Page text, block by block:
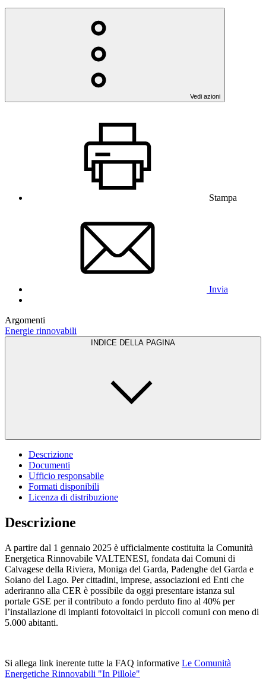
Vedi azioni
Stampa
Invia
Argomenti
Energie rinnovabili
INDICE DELLA PAGINA
Descrizione
Documenti
Ufficio responsabile
Formati disponibili
Licenza di distribuzione
Descrizione
A partire dal 1 gennaio 2025 è ufficialmente costituita la Comunità
Energetica Rinnovabile VALTENESI, fondata dai Comuni di
Calvagese della Riviera, Moniga del Garda, Padenghe del Garda e
Soiano del Lago. Per cittadini, imprese, associazioni ed Enti che
aderiranno alla CER è possibile da oggi presentare istanza sul
portale GSE per il contributo a fondo perduto fino al 40% per
l’installazione di impianti fotovoltaici in piccoli comuni con meno di
5.000 abitanti.
Si allega link inerente tutte la FAQ informative Le Comunità
Energetiche Rinnovabili "In Pillole"